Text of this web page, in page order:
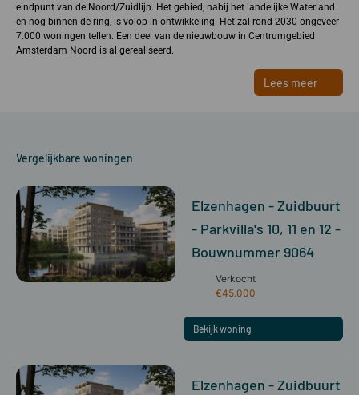
eindpunt van de Noord/Zuidlijn. Het gebied, nabij het landelijke Waterland
en nog binnen de ring, is volop in ontwikkeling. Het zal rond 2030 ongeveer
7.000 woningen tellen. Een deel van de nieuwbouw in Centrumgebied
Amsterdam Noord is al gerealiseerd.
Lees meer
Vergelijkbare woningen
Elzenhagen - Zuidbuurt
- Parkvilla's 10, 11 en 12 -
Bouwnummer 9064
Verkocht
€45.000
Bekijk woning
Elzenhagen - Zuidbuurt